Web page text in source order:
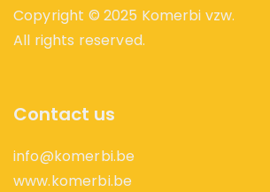
Copyright © 2025 Komerbi vzw.
All rights reserved.
Contact us
info@komerbi.be
www.komerbi.be